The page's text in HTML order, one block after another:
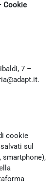
Cookie
7 –
cookie
sul
smartphone),